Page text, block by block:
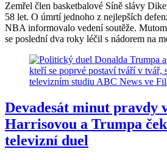
Zemřel člen basketbalové Síně slávy
58 let. O úmrtí jednoho z nejlepších
NBA informovalo vedení soutěže.
se poslední dva roky léčil s nádorem na
Devadesát minut pravdy
Harrisovou a Trumpa
televizní duel